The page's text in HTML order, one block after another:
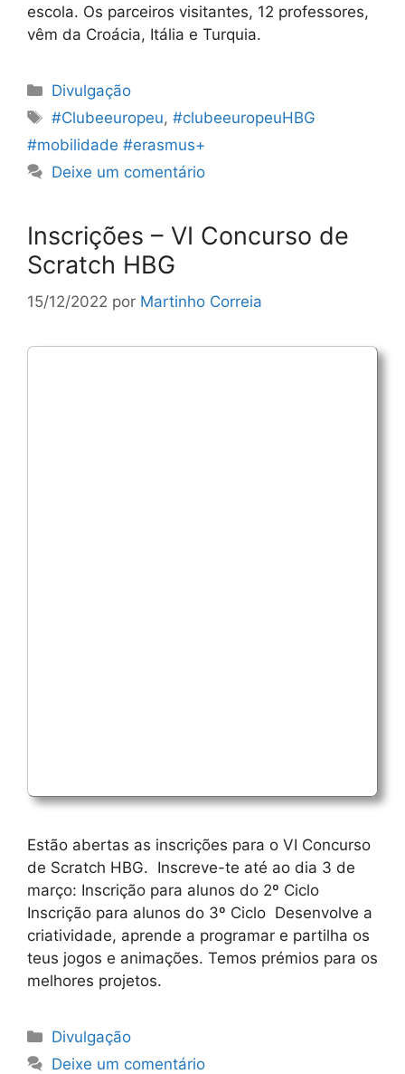
escola. Os parceiros visitantes, 12 professores,
vêm da Croácia, Itália e Turquia.
Categorias
Divulgação
Etiquetas
#Clubeeuropeu,#clubeeuropeuHBG
#mobilidade #erasmus+
Deixe um comentário
Inscrições – VI Concurso de
Scratch HBG
15/12/2022 por Martinho Correia
Estão abertas as inscrições para o VI Concurso
de Scratch HBG. Inscreve-te até ao dia 3 de
março: Inscrição para alunos do 2º Ciclo
Inscrição para alunos do 3º Ciclo Desenvolve a
criatividade, aprende a programar e partilha os
teus jogos e animações. Temos prémios para os
melhores projetos.
Categorias
Divulgação
Deixe um comentário